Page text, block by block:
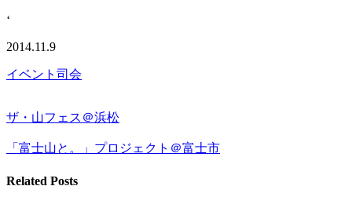
‘
2014.11.9
イベント司会
ザ・山フェス＠浜松
「富士山と。」プロジェクト＠富士市
Related Posts